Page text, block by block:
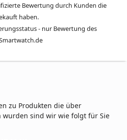
Bewertung durch Kunden die
haben.
- nur Bewertung des
zu Produkten die über
wurden sind wir wie folgt für Sie